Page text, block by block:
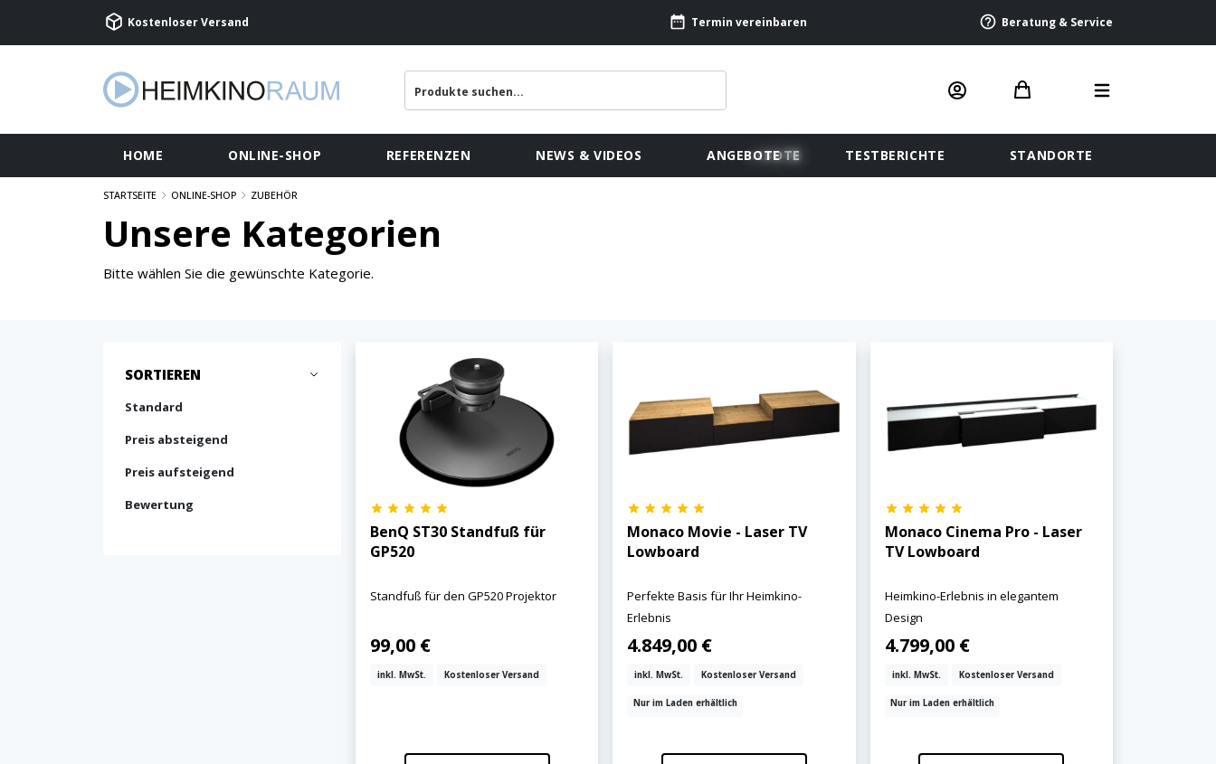
Kostenloser Versand Termin vereinbaren Beratung & Service
HOME ONLINE-SHOP REFERENZEN NEWS & VIDEOS ANGEBOTE TESTBERICHTE STANDORTE
STARTSEITE ONLINE-SHOP ZUBEHÖR
Unsere Kategorien
Bitte wählen Sie die gewünschte Kategorie.
SORTIEREN
Standard
Preis absteigend
Preis aufsteigend
Bewertung
BenQ ST30 Standfuß für
GP520
Standfuß für den GP520 Projektor
99,00 €
inkl. MwSt. Kostenloser Versand
Monaco Movie - Laser TV
Lowboard
Perfekte Basis für Ihr Heimkino-
Erlebnis
4.849,00 €
inkl. MwSt. Kostenloser Versand
Nur im Laden erhältlich
Monaco Cinema Pro - Laser
TV Lowboard
Heimkino-Erlebnis in elegantem
Design
4.799,00 €
inkl. MwSt. Kostenloser Versand
Nur im Laden erhältlich